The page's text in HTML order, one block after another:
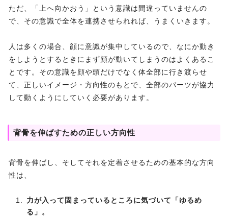
ただ、「上へ向かおう」という意識は間違っていませんの
で、その意識で全体を連携させられれば、うまくいきます。
人は多くの場合、顔に意識が集中しているので、なにか動き
をしようとするときにまず顔が動いてしまうのはよくあるこ
とです。その意識を顔や頭だけでなく体全部に行き渡らせ
て、正しいイメージ・方向性のもとで、全部のパーツが協力
して動くようにしていく必要があります。
背骨を伸ばすための正しい方向性
背骨を伸ばし、そしてそれを定着させるための基本的な方向
性は、
力が入って固まっているところに気づいて「ゆるめ
る」。